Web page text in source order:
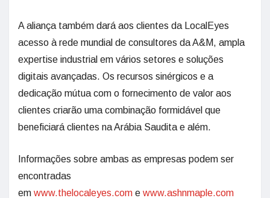
A aliança também dará aos clientes da LocalEyes
acesso à rede mundial de consultores da A&M, ampla
expertise industrial em vários setores e soluções
digitais avançadas. Os recursos sinérgicos e a
dedicação mútua com o fornecimento de valor aos
clientes criarão uma combinação formidável que
beneficiará clientes na Arábia Saudita e além.
Informações sobre ambas as empresas podem ser
encontradas
em www.thelocaleyes.com e www.ashnmaple.com